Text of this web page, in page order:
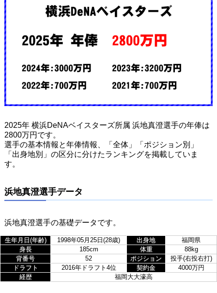
2025年 横浜DeNAベイスターズ所属 浜地真澄選手の年俸は
2800万円です。
選手の基本情報と年俸情報、「全体」「ポジション別」
「出身地別」の区分に分けたランキングを掲載していま
す。
浜地真澄選手データ
浜地真澄選手の基礎データです。
生年月日(年齢) 1998年05月25日(28歳) 出身地
福岡県
身長
185cm 体重
88kg
背番号
52 ポジション
投手(右投右打)
ドラフト
2016年ドラフト4位 契約金
4000万円
経歴
福岡大大濠高